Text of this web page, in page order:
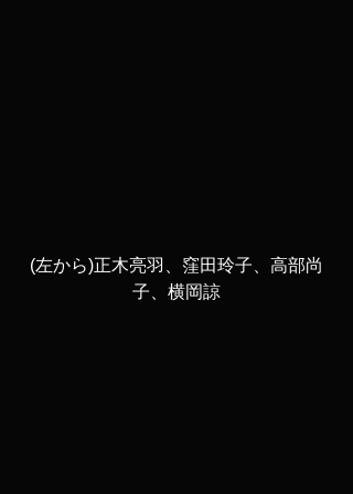
(左から)正木亮羽、窪田玲子、高部尚
子、横岡諒